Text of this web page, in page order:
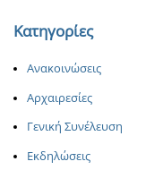
Κατηγορίες
Ανακοινώσεις
Αρχαιρεσίες
Γενική Συνέλευση
Εκδηλώσεις